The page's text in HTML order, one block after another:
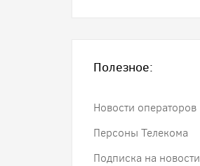
Полезное:
Новости операторов
Персоны Телекома
Подписка на новости